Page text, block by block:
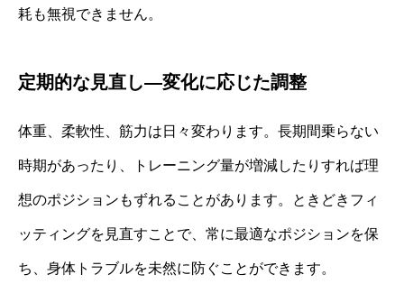
耗も無視できません。
定期的な見直し—変化に応じた調整
体重、柔軟性、筋力は日々変わります。長期間乗らない
時期があったり、トレーニング量が増減したりすれば理
想のポジションもずれることがあります。ときどきフィ
ッティングを見直すことで、常に最適なポジションを保
ち、身体トラブルを未然に防ぐことができます。